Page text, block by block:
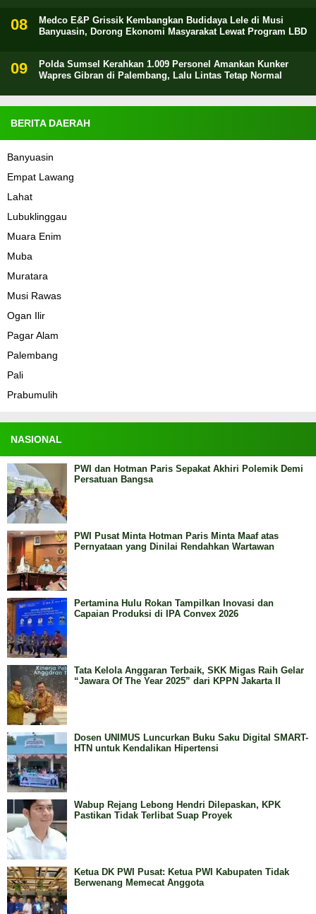
Medco E&P Grissik Kembangkan Budidaya Lele di Musi
Banyuasin, Dorong Ekonomi Masyarakat Lewat Program LBD
Polda Sumsel Kerahkan 1.009 Personel Amankan Kunker
Wapres Gibran di Palembang, Lalu Lintas Tetap Normal
BERITA DAERAH
Banyuasin
Empat Lawang
Lahat
Lubuklinggau
Muara Enim
Muba
Muratara
Musi Rawas
Ogan Ilir
Pagar Alam
Palembang
Pali
Prabumulih
NASIONAL
PWI dan Hotman Paris Sepakat Akhiri Polemik Demi
Persatuan Bangsa
PWI Pusat Minta Hotman Paris Minta Maaf atas
Pernyataan yang Dinilai Rendahkan Wartawan
Pertamina Hulu Rokan Tampilkan Inovasi dan
Capaian Produksi di IPA Convex 2026
Tata Kelola Anggaran Terbaik, SKK Migas Raih Gelar
“Jawara Of The Year 2025” dari KPPN Jakarta II
Dosen UNIMUS Luncurkan Buku Saku Digital SMART-
HTN untuk Kendalikan Hipertensi
Wabup Rejang Lebong Hendri Dilepaskan, KPK
Pastikan Tidak Terlibat Suap Proyek
Ketua DK PWI Pusat: Ketua PWI Kabupaten Tidak
Berwenang Memecat Anggota